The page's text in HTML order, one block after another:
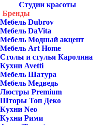
Студии красоты
Бренды
Мебель Dubrov
Мебель DaVita
Мебель Модный акцент
Мебель Art Home
Столы и стулья Каролина
Кухни Avetti
Мебель Шатура
Мебель Медведь
Люстры Premium
Шторы Топ Деко
Кухни Neo
Кухни Рими